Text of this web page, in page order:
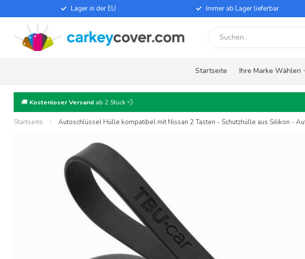
Lager in der EU Immer ab Lager lieferbar
Startseite Ihre Marke Wählen
🚚 Kostenloser Versand ab 2 Stück 💨
Startseite / Autoschlüssel Hülle kompatibel mit Nissan 2 Tasten - Schutzhülle aus Silikon -